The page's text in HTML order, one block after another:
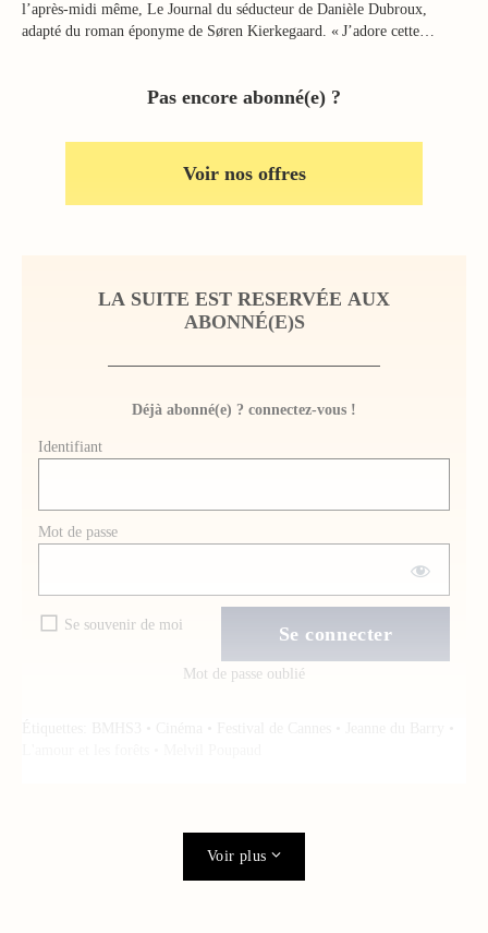
l’après-midi même, Le Journal du séducteur de Danièle Dubroux,
adapté du roman éponyme de Søren Kierkegaard. « J’adore cette…
Pas encore abonné(e) ?
Voir nos offres
LA SUITE EST RESERVÉE AUX
ABONNÉ(E)S
Déjà abonné(e) ? connectez-vous !
Identifiant
Mot de passe
Se souvenir de moi
Mot de passe oublié
Voir plus